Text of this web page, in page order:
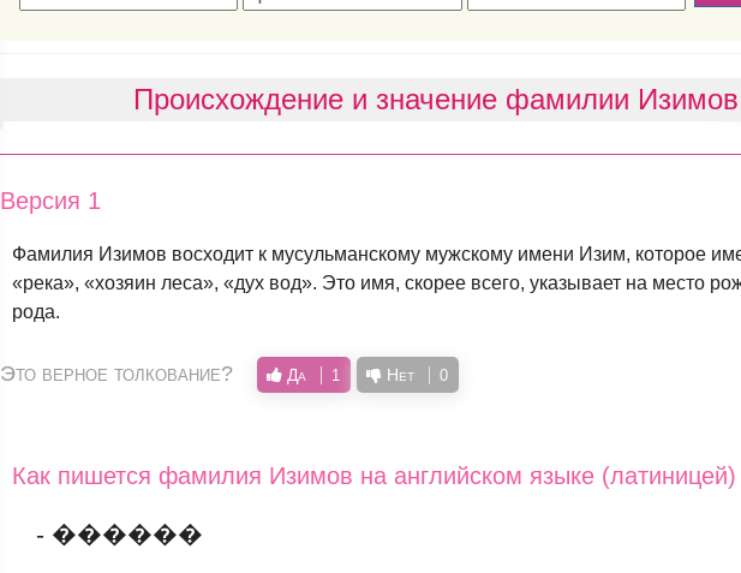
Происхождение и значение фамилии Изимов
Версия 1
Фамилия Изимов восходит к мусульманскому мужскому имени Изим, которое
«река», «хозяин леса», «дух вод». Это имя, скорее всего, указывает на место
рода.
Это верное толкование? Да 1 Нет 0
Как пишется фамилия Изимов на английском языке (латиницей)
- ������